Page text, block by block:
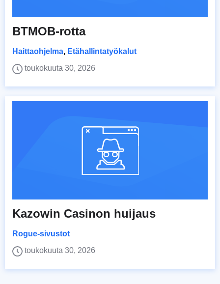
BTMOB-rotta
Haittaohjelma, Etähallintatyökalut
toukokuuta 30, 2026
Kazowin Casinon huijaus
Rogue-sivustot
toukokuuta 30, 2026